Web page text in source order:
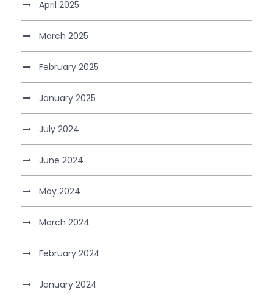
April 2025
March 2025
February 2025
January 2025
July 2024
June 2024
May 2024
March 2024
February 2024
January 2024